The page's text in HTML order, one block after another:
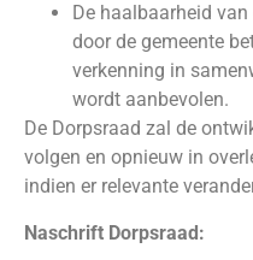
De haalbaarheid
door de gemeente
verkenning in
wordt aanbevolen.
De Dorpsraad zal de
volgen en opnieuw in
indien er relevante
Naschrift Dorpsraad: